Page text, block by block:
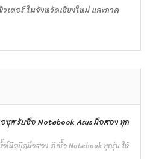
ตอร์ ในจังหวัดเชียงใหม่ และภาค
ซุส รับซื้อ Notebook Asus มือสอง ทุก
อโน๊ตบุ๊คมือสอง รับซื้อ Notebook ทุกรุ่น ให้